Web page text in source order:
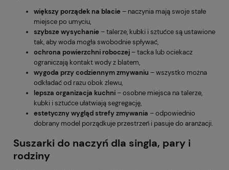
większy porządek na blacie– naczynia mają swoje stałe
miejsce po umyciu,
szybsze wysychanie– talerze, kubki i sztućce są ustawione
tak, aby woda mogła swobodnie spływać,
ochrona powierzchni roboczej– tacka lub ociekacz
ograniczają kontakt wody z blatem,
wygoda przy codziennym zmywaniu – wszystko można
odkładać od razu obok zlewu,
lepsza organizacja kuchni– osobne miejsca na talerze,
kubki i sztućce ułatwiają segregację,
estetyczny wygląd strefy zmywania – odpowiednio
dobrany model porządkuje przestrzeń i pasuje do aranżacji.
Suszarki do naczyń dla singla, pary i
rodziny